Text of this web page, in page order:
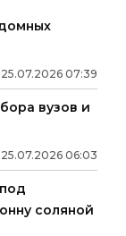
25.07.2026 07:39
вузов и
25.07.2026 06:03
соляной